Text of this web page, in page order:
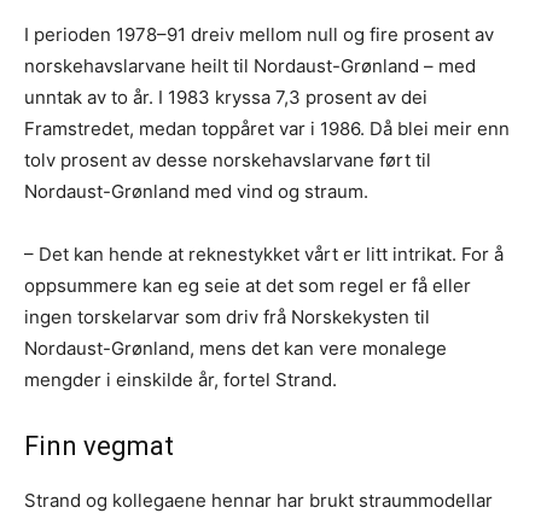
I perioden 1978–91 dreiv mellom null og fire prosent av
norskehavslarvane heilt til Nordaust-Grønland – med
unntak av to år. I 1983 kryssa 7,3 prosent av dei
Framstredet, medan toppåret var i 1986. Då blei meir enn
tolv prosent av desse norskehavslarvane ført til
Nordaust-Grønland med vind og straum.
– Det kan hende at reknestykket vårt er litt intrikat. For å
oppsummere kan eg seie at det som regel er få eller
ingen torskelarvar som driv frå Norskekysten til
Nordaust-Grønland, mens det kan vere monalege
mengder i einskilde år, fortel Strand.
Finn vegmat
Strand og kollegaene hennar har brukt straummodellar